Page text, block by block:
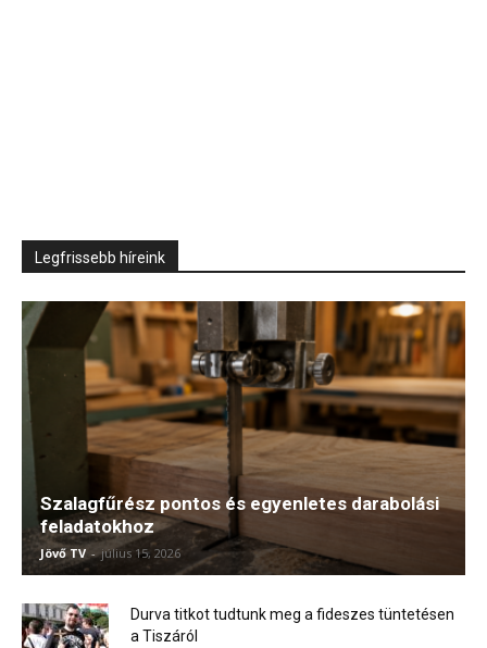
Legfrissebb híreink
Szalagfűrész pontos és egyenletes darabolási
feladatokhoz
Jövő TV - július 15, 2026
Durva titkot tudtunk meg a fideszes tüntetésen
a Tiszáról